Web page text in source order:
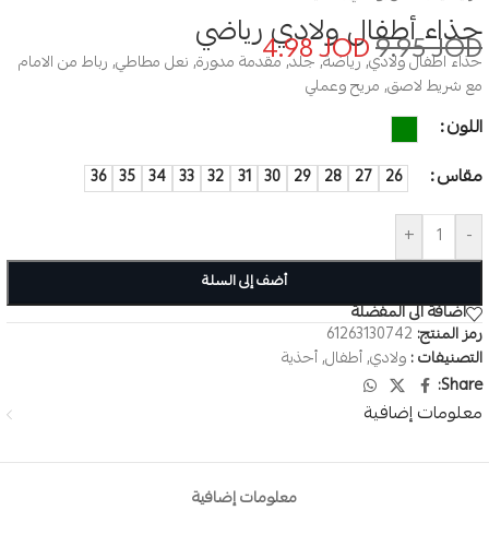
حذاء أطفال ولادي رياضي
9.95JOD
4.98JOD
حذاء اطفال ولادي, رياضة, جلد, مقدمة مدورة, نعل مطاطي, رباط من الامام
مع شريط لاصق, مريح وعملي
اللون
مقاس
26
27
28
29
30
31
32
33
34
35
36
-
+
أضف إلى السلة
اضافة الى المفضلة
رمز المنتج: 61263130742
التصنيفات : ولادي,أطفال,أحذية
Share:
معلومات إضافية
معلومات إضافية